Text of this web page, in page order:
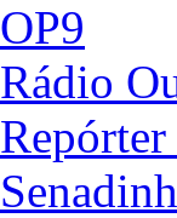
OP9
Rádio